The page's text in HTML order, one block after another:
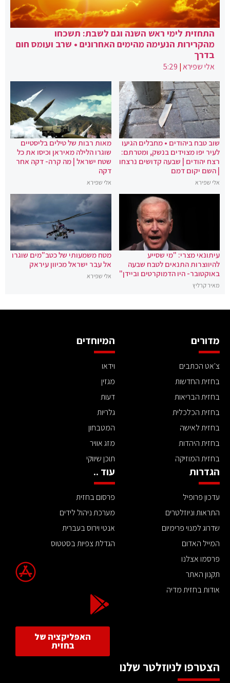
התחזית לימי ראש השנה וגם לשבת: תשכחו
מהקרירות הנעימה מהימים האחרונים • שרב ועומס חום
בדרך
אלי שפירא|
5:29
שוב טבח ביהודים • מחבלים הגיעו
לעיר יפו מצוידים בנשק, ומטרתם:
רצח יהודים | שבעה קדושים נרצחו
| השם יקום דמם
אלי שפירא
מאות רבות של טילים בליסטיים
שוגרו הלילה מאיראן וכיסו את כל
שטח ישראל | מה קרה- דקה אחר
דקה
אלי שפירא
עיתונאי מצרי: "מי שסייע
להיווצרות התנאים לטבח שבעה
באוקטובר- היו הדמוקרטים וביידן"
מאיר קרליץ
מטח משמעותי של כטב"מים שוגרו
אל עבר ישראל מכיוון עיראק
אלי שפירא
מדורים
צ'אט הכתבים
בחזית החדשות
בחזית הבריאות
בחזית הכלכלית
בחזית לאישה
בחזית היהדות
בחזית המוזיקה
המיוחדים
וידאו
מגזין
דעות
גלריות
המטבחון
מזג אוויר
תוכן שיווקי
הגדרות
עדכון פרופיל
התראות וניוזלטרים
שדרוג למנוי פרימיום
המייל האדום
פרסמו אצלנו
תקנון האתר
אודות בחזית מדיה
עוד ..
פרסום בחזית
מערכת ניהול לידים
אנטי וירוס בעברית
הגדלת צפיות בסטטוס
האפליקציה של
בחזית
הצטרפו לניוזלטר שלנו